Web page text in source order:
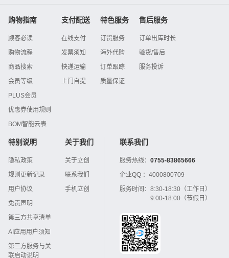
购物指南
顾客必读
购物流程
商品搜索
会员等级
PLUS会员
优惠券使用规则
BOM智能云表
支付配送
在线支付
发票须知
快递运输
上门自提
特色服务
订货服务
海外代购
订单跟踪
质量保证
售后服务
订单出库时长
验货/售后
服务投诉
特别说明
隐私政策
规则更新记录
用户协议
免责声明
第三方共享清单
AI应用用户须知
第三方服务与关
联启动说明
关于我们
关于立创
联系我们
手机立创
联系我们
服务热线： 0755-83865666
企业QQ ： 4000800709
服务时间： 8:30-18:30（工作日）
9:00-18:00（节假日）